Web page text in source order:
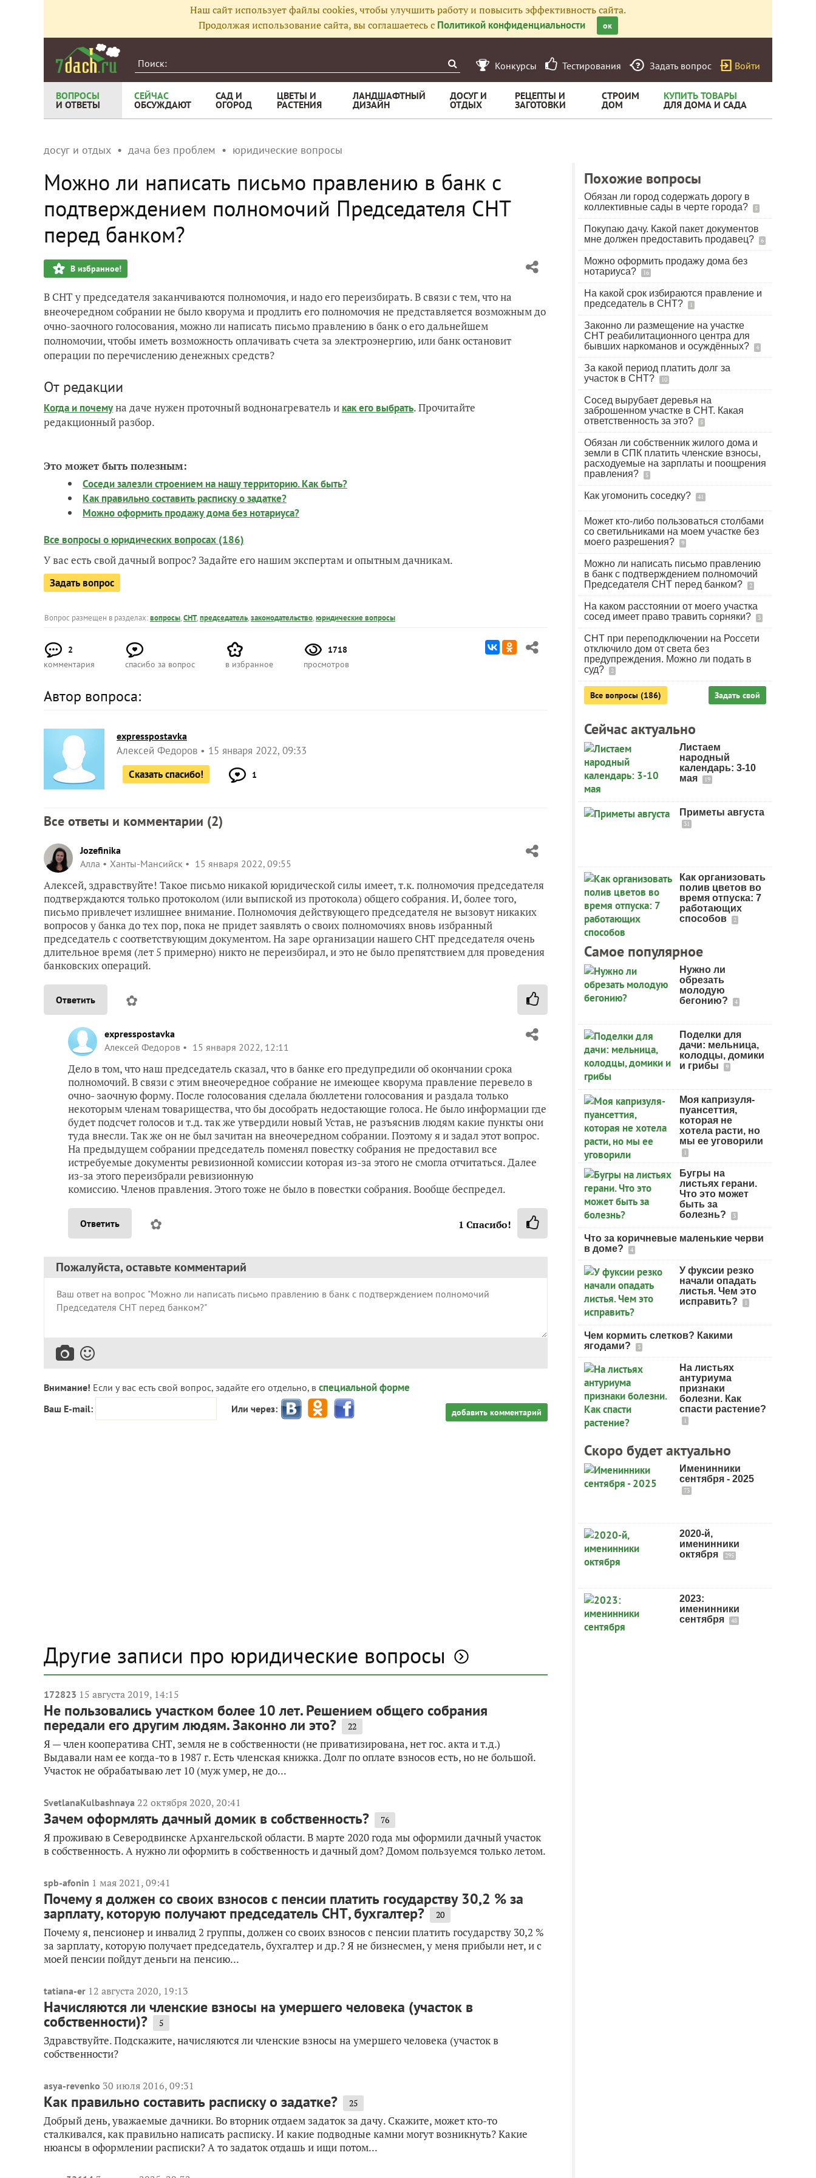
Наш сайт использует файлы cookies, чтобы улучшить работу и повысить эффективность сайта.
Продолжая использование сайта, вы соглашаетесь с Политикой конфиденциальности ок
Конкурсы Тестирования Задать вопрос Войти
ВОПРОСЫ
И ОТВЕТЫ
СЕЙЧАС
ОБСУЖДАЮТ
САД И
ОГОРОД
ЦВЕТЫ И
РАСТЕНИЯ
ЛАНДШАФТНЫЙ
ДИЗАЙН
ДОСУГ И
ОТДЫХ
РЕЦЕПТЫ И
ЗАГОТОВКИ
СТРОИМ
ДОМ
КУПИТЬ ТОВАРЫ
ДЛЯ ДОМА И САДА
досуг и отдых дача без проблем юридические вопросы
Можно ли написать письмо правлению в банк с
подтверждением полномочий Председателя СНТ
перед банком?
В избранное!
В СНТ у председателя заканчиваются полномочия, и надо его переизбирать. В связи с тем, что на
внеочередном собрании не было кворума и продлить его полномочия не представляется возможным до
очно-заочного голосования, можно ли написать письмо правлению в банк о его дальнейшем
полномочии, чтобы иметь возможность оплачивать счета за электроэнергию, или банк остановит
операции по перечислению денежных средств?
От редакции
Когда и почемуна даче нужен проточный воднонагреватель и как его выбрать. Прочитайте
редакционный разбор.
Это может быть полезным:
Соседи залезли строением на нашу территорию. Как быть?
Как правильно составить расписку о задатке?
Можно оформить продажу дома без нотариуса?
Все вопросы о юридических вопросах (186)
У вас есть свой дачный вопрос? Задайте его нашим экспертам и опытным дачникам.
Задать вопрос
Вопрос размещен в разделах:вопросы,СНТ,председатель,законодательство,юридические вопросы
2
комментария
спасибо за вопрос в избранное
1718
просмотров
Автор вопроса:
expresspostavka
Алексей Федоров
15 января 2022, 09:33
Сказать спасибо!
1
Все ответы и комментарии (2)
Jozefinika
Алла
Ханты-Мансийск 15 января 2022, 09:55
Алексей, здравствуйте! Такое письмо никакой юридической силы имеет, т.к. полномочия председателя
подтверждаются только протоколом (или выпиской из протокола) общего собрания. И, более того,
письмо привлечет излишнее внимание. Полномочия действующего председателя не вызовут никаких
вопросов у банка до тех пор, пока не придет заявлять о своих полномочиях вновь избранный
председатель с соответствующим документом. На заре организации нашего СНТ председателя очень
длительное время (лет 5 примерно) никто не переизбирал, и это не было препятствием для проведения
банковских операций.
Ответить ✿
expresspostavka
Алексей Федоров
15 января 2022, 12:11
Дело в том, что наш председатель сказал, что в банке его предупредили об окончании срока
полномочий. В связи с этим внеочередное собрание не имеющее кворума правление перевело в
очно- заочную форму. После голосования сделала бюллетени голосования и раздала только
некоторым членам товарищества, что бы дособрать недостающие голоса. Не было информации где
будет подсчет голосов и т.д. так же утвердили новый Устав, не разъяснив людям какие пункты они
туда внесли. Так же он не был зачитан на внеочередном собрании. Поэтому я и задал этот вопрос.
На предыдущем собрании председатель поменял повестку собрания не предоставил все
истребуемые документы ревизионной комиссии которая из-за этого не смогла отчитаться. Далее
из-за этого переизбрали ревизионную
комиссию. Членов правления. Этого тоже не было в повестки собрания. Вообще беспредел.
Ответить ✿ 1 Спасибо!
Пожалуйста, оставьте комментарий
Внимание! Если у вас есть свой вопрос, задайте его отдельно, в специальной форме
Ваш E-mail: Или через: добавить комментарий
Другие записи про юридические вопросы
172823 15 августа 2019, 14:15
Не пользовались участком более 10 лет. Решением общего собрания
передали его другим людям. Законно ли это? 22
Я — член кооператива СНТ, земля не в собственности (не приватизирована, нет гос. акта и т.д.)
Выдавали нам ее когда-то в 1987 г. Есть членская книжка. Долг по оплате взносов есть, но не большой.
Участок не обрабатываю лет 10 (муж умер, не до...
SvetlanaKulbashnaya 22 октября 2020, 20:41
Зачем оформлять дачный домик в собственность? 76
Я проживаю в Северодвинске Архангельской области. В марте 2020 года мы оформили дачный участок
в собственность. А нужно ли оформить в собственность и дачный дом? Домом пользуемся только летом.
spb-afonin 1 мая 2021, 09:41
Почему я должен со своих взносов с пенсии платить государству 30,2 % за
зарплату, которую получают председатель СНТ, бухгалтер? 20
Почему я, пенсионер и инвалид 2 группы, должен со своих взносов с пенсии платить государству 30,2 %
за зарплату, которую получает председатель, бухгалтер и др.? Я не бизнесмен, у меня прибыли нет, и с
моей пенсии пойдут деньги на пенсию...
tatiana-er 12 августа 2020, 19:13
Начисляются ли членские взносы на умершего человека (участок в
собственности)? 5
Здравствуйте. Подскажите, начисляются ли членские взносы на умершего человека (участок в
собственности?
asya-revenko 30 июля 2016, 09:31
Как правильно составить расписку о задатке? 25
Добрый день, уважаемые дачники. Во вторник отдаем задаток за дачу. Скажите, может кто-то
сталкивался, как правильно написать расписку. И какие подводные камни могут возникнуть? Какие
нюансы в оформлении расписки? А то задаток отдашь и ищи потом...
Похожие вопросы
Обязан ли город содержать дорогу в
коллективные сады в черте города?
5
Покупаю дачу. Какой пакет документов
мне должен предоставить продавец?
6
Можно оформить продажу дома без
нотариуса?
16
На какой срок избираются правление и
председатель в СНТ?
1
Законно ли размещение на участке
СНТ реабилитационного центра для
бывших наркоманов и осуждённых?
4
За какой период платить долг за
участок в СНТ?
10
Сосед вырубает деревья на
заброшенном участке в СНТ. Какая
ответственность за это?
5
Обязан ли собственник жилого дома и
земли в СПК платить членские взносы,
расходуемые на зарплаты и поощрения
правления?
5
Как угомонить соседку? 41
Может кто-либо пользоваться столбами
со светильниками на моем участке без
моего разрешения?
9
Можно ли написать письмо правлению
в банк с подтверждением полномочий
Председателя СНТ перед банком?
2
На каком расстоянии от моего участка
сосед имеет право травить сорняки?
3
СНТ при переподключении на Россети
отключило дом от света без
предупреждения. Можно ли подать в
суд?
2
Все вопросы (186) Задать свой
Сейчас актуально
Листаем
народный
календарь: 3-10
мая
19
Приметы августа
31
Как организовать
полив цветов во
время отпуска: 7
работающих
способов
2
Самое популярное
Нужно ли
обрезать
молодую
бегонию?
4
Поделки для
дачи: мельница,
колодцы, домики
и грибы
9
Моя капризуля-
пуансеттия,
которая не
хотела расти, но
мы ее уговорили
1
Бугры на
листьях герани.
Что это может
быть за
болезнь?
3
Что за коричневые маленькие черви
в доме?
4
У фуксии резко
начали опадать
листья. Чем это
исправить?
1
Чем кормить слетков? Какими
ягодами?
3
На листьях
антуриума
признаки
болезни. Как
спасти растение?
1
Скоро будет актуально
Именинники
сентября - 2025
73
2020-й,
именинники
октября
295
2023:
именинники
сентября
48